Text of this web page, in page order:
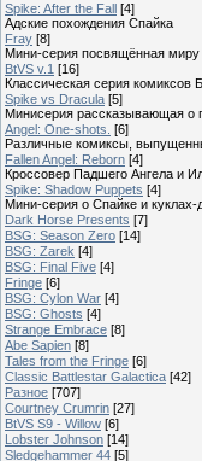
Spike: After the Fall [4]
Адские похождения Спайка
Fray [8]
Мини-серия посвящённая
BtVS v.1 [16]
Классическая серия комиксов
Spike vs Dracula [5]
Минисерия рассказывающая о
Angel: One-shots. [6]
Различные комиксы,
Fallen Angel: Reborn [4]
Кроссовер Падшего Ангела и
Spike: Shadow Puppets [4]
Мини-серия о Спайке и куклах-
Dark Horse Presents [7]
BSG: Season Zero [14]
BSG: Zarek [4]
BSG: Final Five [4]
Fringe [6]
BSG: Cylon War [4]
BSG: Ghosts [4]
Strange Embrace [8]
Abe Sapien [8]
Tales from the Fringe [6]
Classic Battlestar Galactica [42]
Разное [707]
Courtney Crumrin [27]
BtVS S9 - Willow [6]
Lobster Johnson [14]
Sledgehammer 44 [5]